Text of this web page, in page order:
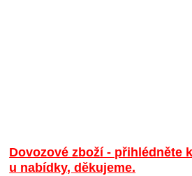
Dovozové zboží - přihlédněte
u nabídky, děkujeme.